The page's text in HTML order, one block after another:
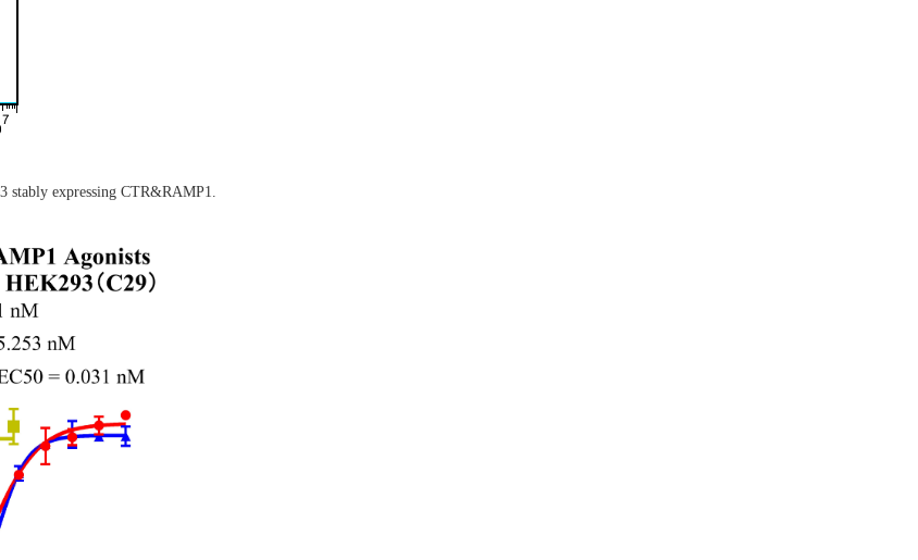
expressing CTR&RAMP1.